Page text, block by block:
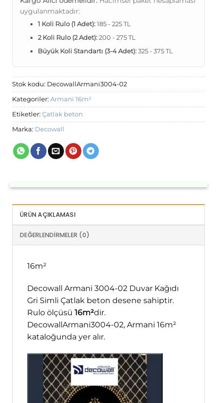
uygulanmaktadır:
1 Koli Rulo (1 Adet):185 - 225 TL
2 Koli Rulo (2 Adet):200 - 275 TL
Büyük Koli Standartı (3-4 Adet):325 - 375 TL
Stok kodu: DecowallArmani3004-02
Kategoriler: Armani 16m²
Etiketler: Çatlak beton
Marka: Decowall
ÜRÜN AÇIKLAMASI
DEĞERLENDIRMELER (0)
16m²
Decowall Armani 3004-02 Duvar Kağıdı
Gri Simli Çatlak beton desene sahiptir.
Rulo ölçüsü 16m²dir.
DecowallArmani3004-02, Armani 16m²
kataloğunda yer alır.